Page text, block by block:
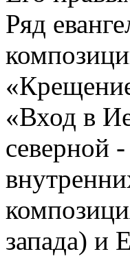
Ряд
«Вход в
северной
запада) и